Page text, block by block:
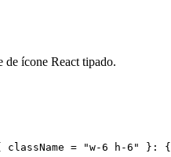
de ícone React tipado.
className = "w-6 h-6" }: